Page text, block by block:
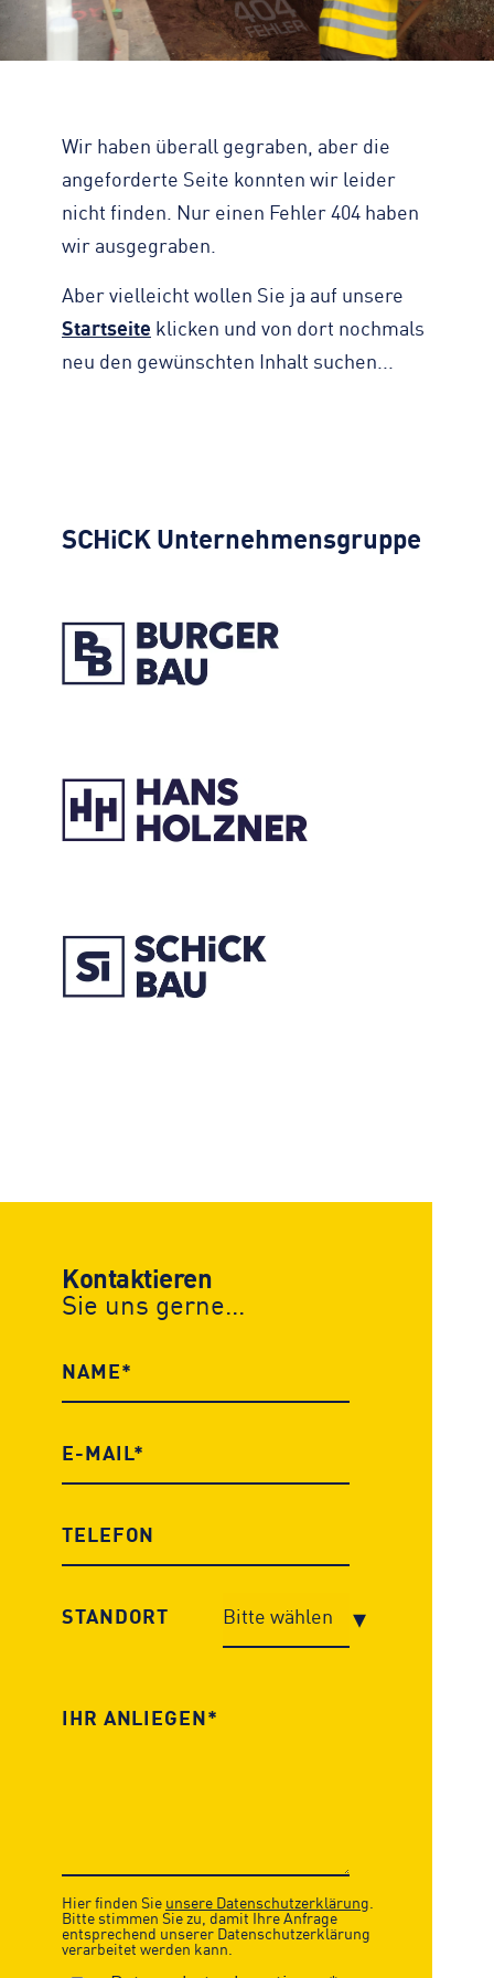
Straßenreinigung
Turmdrehkran
Zahlen, Daten, Fakten
Standorte
Zertifizierungen & Partner
Nachhaltigkeit
KONTAKT
Impressum
Transparenz
Hinweisgeber
Downloads
Kontaktformular
Wir haben überall gegraben, aber die
angeforderte Seite konnten wir leider
nicht finden. Nur einen Fehler 404 haben
wir ausgegraben.
Aber vielleicht wollen Sie ja auf unsere
Startseite klicken und von dort nochmals
neu den gewünschten Inhalt suchen...
SCHiCKUnternehmensgruppe
Kontaktieren
Sie uns gerne...
STANDORT
Hier finden Sie unsere Datenschutzerklärung.
Bitte stimmen Sie zu, damit Ihre Anfrage
entsprechend unserer Datenschutzerklärung
verarbeitet werden kann.